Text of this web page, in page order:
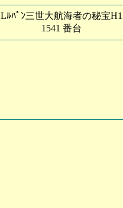
Lﾙﾊﾟﾝ三世大航海者の秘宝H1
1541 番台